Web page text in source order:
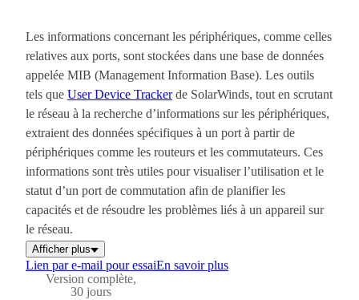
Les informations concernant les périphériques, comme celles
relatives aux ports, sont stockées dans une base de données
appelée MIB (Management Information Base). Les outils
tels que User Device Trackerde SolarWinds, tout en scrutant
le réseau à la recherche d’informations sur les périphériques,
extraient des données spécifiques à un port à partir de
périphériques comme les routeurs et les commutateurs. Ces
informations sont très utiles pour visualiser l’utilisation et le
statut d’un port de commutation afin de planifier les
capacités et de résoudre les problèmes liés à un appareil sur
le réseau.
Afficher plus
Lien par e-mail pour essai
Version complète,
30 jours
En savoir plus